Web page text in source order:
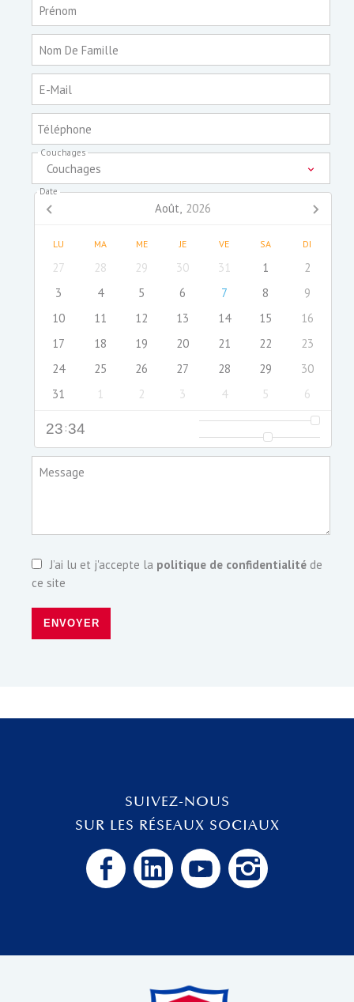
Prénom
Nom De Famille
E-Mail
Téléphone
Couchages
Couchages
Août, 2026
LU MA ME JE VE SA DI
27 28 29 30 31 1
2
3
4 5 6 7 8
9
10
11 12 13 14 15
16
17
18 19 20 21 22
23
24
25 26 27 28 29
30
31
1 2 3 4 5 6
23 :34
Date
Message
J’ai lu et j'accepte la politique de confidentialité de
ce site
ENVOYER
SUIVEZ-NOUS
SUR LES RÉSEAUX SOCIAUX